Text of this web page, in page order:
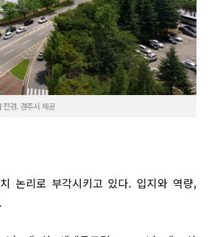
전경. 경주시 제공
논리로 부각시키고 있다. 입지와 역량,